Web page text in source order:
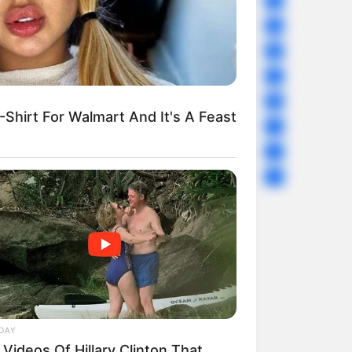
Story
Uncategorized
Gandhinagar
Stock Market
Technology
For Walmart And It's A Feast